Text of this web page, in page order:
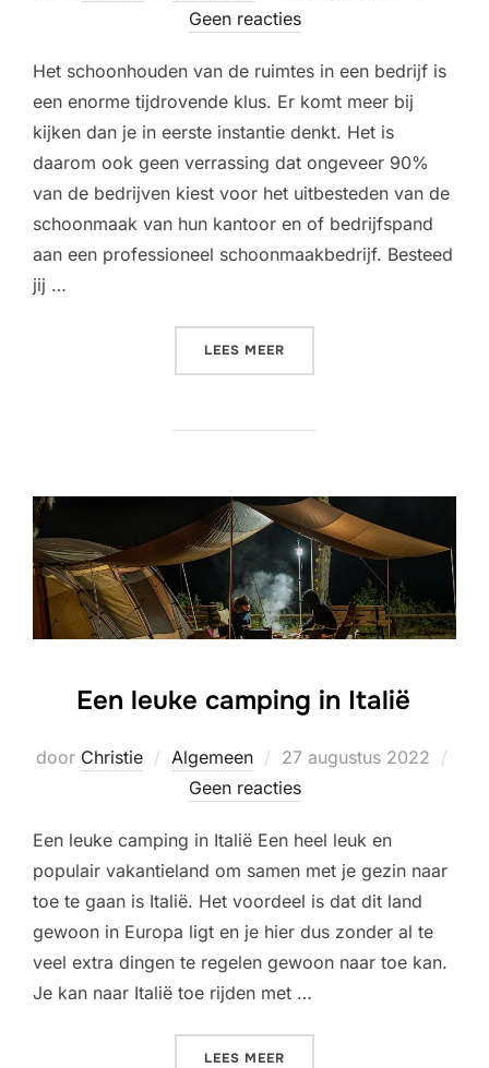
op
Geen reacties
Het schoonhouden van de ruimtes in een bedrijf is
een enorme tijdrovende klus. Er komt meer bij
kijken dan je in eerste instantie denkt. Het is
daarom ook geen verrassing dat ongeveer 90%
van de bedrijven kiest voor het uitbesteden van de
schoonmaak van hun kantoor en of bedrijfspand
aan een professioneel schoonmaakbedrijf. Besteed
jij …
LEES MEER
Een leuke camping in Italië
door Christie Algemeen
Geplaatst
op
27 augustus 2022
Geen reacties
Een leuke camping in Italië Een heel leuk en
populair vakantieland om samen met je gezin naar
toe te gaan is Italië. Het voordeel is dat dit land
gewoon in Europa ligt en je hier dus zonder al te
veel extra dingen te regelen gewoon naar toe kan.
Je kan naar Italië toe rijden met …
LEES MEER